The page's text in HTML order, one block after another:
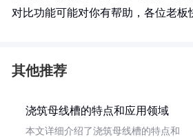
对比功能可能对你有帮助，各位老板
其他推荐
浇筑母线槽的特点和应用领域
本文详细介绍了浇筑母线槽的特点和